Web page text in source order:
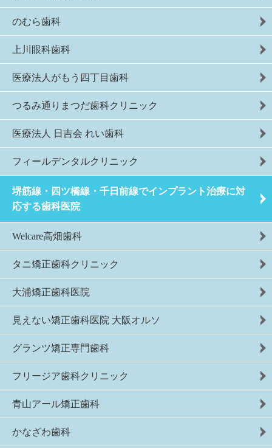
のむら歯科
上川眼科歯科
医療法人がもう四丁目歯科
つるみ通りまつだ歯科クリニック
医療法人 日吉会 れい歯科
フィールデンタルクリニック
堺筋線・四ツ橋線・千日前線でインプラント治療に対
応する歯科医院
Welcare高畑歯科
タニ矯正歯科クリニック
大浦矯正歯科医院
見えない矯正歯科医院 大阪オルソ
グランツ矯正専門歯科
フリージア歯科クリニック
青山アール矯正歯科
かなざわ歯科